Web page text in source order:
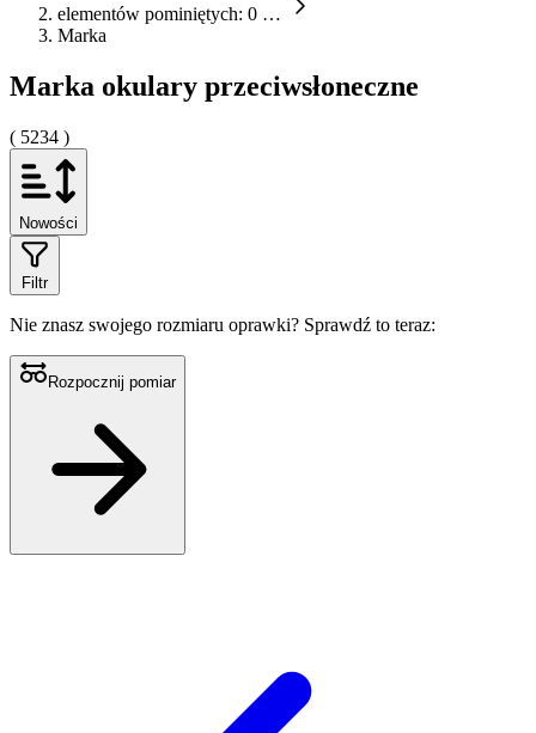
elementów pominiętych: 0 …
Marka
Marka okulary przeciwsłoneczne
( 5234 )
Nowości
Filtr
Nie znasz swojego rozmiaru oprawki? Sprawdź to teraz:
Rozpocznij pomiar